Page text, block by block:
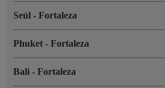
Seúl - Fortaleza
Phuket - Fortaleza
Bali - Fortaleza